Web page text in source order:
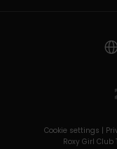
Cookie settings |
Roxy Girl